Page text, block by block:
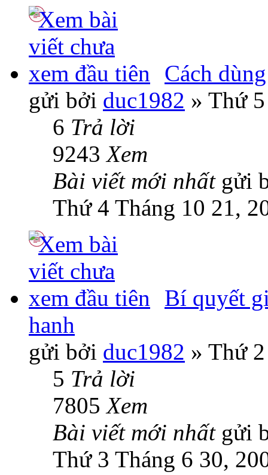
Cách
gửi bởi duc1982 » Thứ
6 Trả lời
9243Xem
Bài viết mới nhất gửi
Thứ 4 Tháng 10 21,
Bí quyết
hanh
gửi bởi duc1982 » Thứ
5 Trả lời
7805Xem
Bài viết mới nhất gửi
Thứ 3 Tháng 6 30,